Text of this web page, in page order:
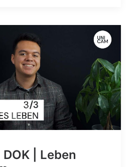
| Leben